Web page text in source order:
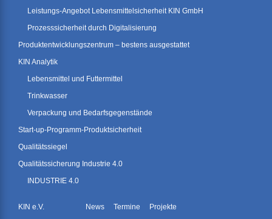
Leistungs-Angebot Lebensmittelsicherheit KIN GmbH
Prozesssicherheit durch Digitalisierung
Produktentwicklungszentrum – bestens ausgestattet
KIN Analytik
Lebensmittel und Futtermittel
Trinkwasser
Verpackung und Bedarfsgegenstände
Start-up-Programm-Produktsicherheit
Qualitätssiegel
Qualitätssicherung Industrie 4.0
INDUSTRIE 4.0
KIN e.V.
News Termine
Projekte